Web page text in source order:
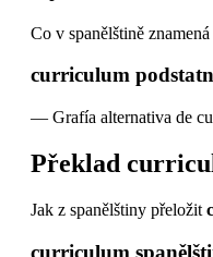
Co v spanělštině znamená
curriculum
— Grafía alternativa de
Překlad
Jak z spanělštiny přeložit
curriculum